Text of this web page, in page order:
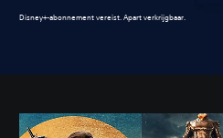
Disney+-abonnement vereist. Apart verkrijgbaar.